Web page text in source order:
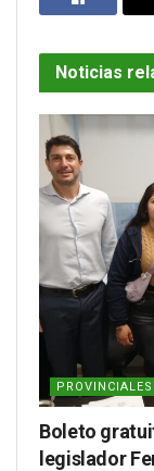
Noticias
PROVINCIALES
Boleto
legislador